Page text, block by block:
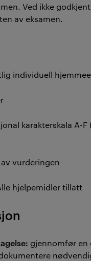
Ved ikke
av eksamen.
individuell
karakterskala A-F
av vurderingen
hjelpemidler tillatt
gjennomfør en